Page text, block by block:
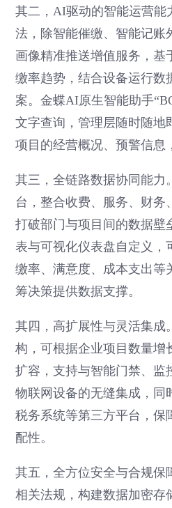
其二，AI驱动的智能运营能
法，除智能催缴、智能记账
画像精准推送增值服务，基
缴率趋势，结合设备运行数
案。金蝶AI原生智能助手
文字查询，管理层随时随地
项目的经营概况、预警信息
其三，全链路数据协同能力
台，整合收费、服务、财务
打破部门与项目间的数据壁
表与可视化仪表盘自定义，
缴率、满意度、成本支出等
筹决策提供数据支撑。
其四，高扩展性与灵活集成
构，可根据企业项目数量增
扩容，支持与智能门禁、监
物联网设备的无缝集成，同
税务系统等第三方平台，保
配性。
其五，全方位安全与合规保
相关法规，构建数据加密存